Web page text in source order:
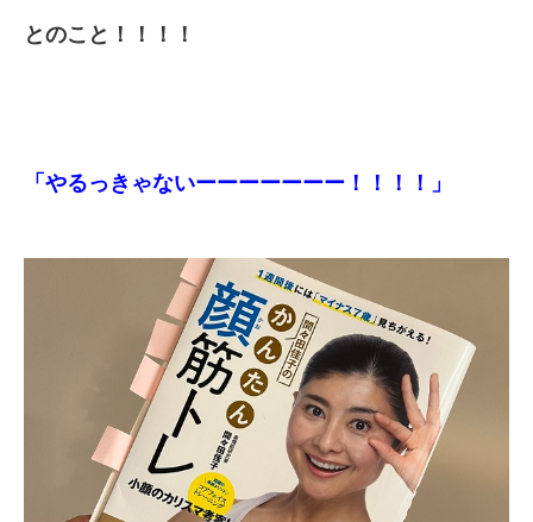
とのこと！！！！
「やるっきゃないーーーーーーー！！！！」